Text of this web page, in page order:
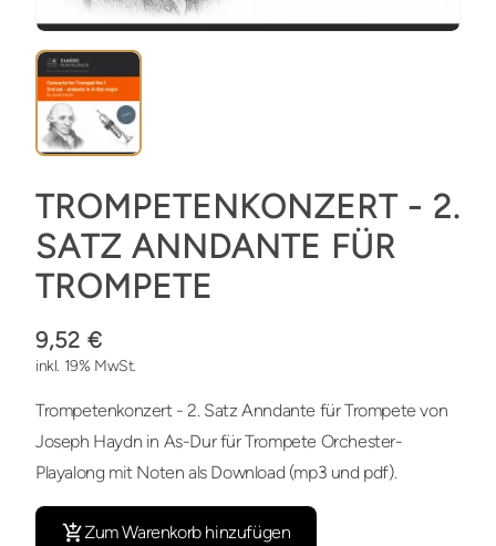
TROMPETENKONZERT - 2.
SATZ ANNDANTE FÜR
TROMPETE
9,52 €
inkl. 19% MwSt.
Trompetenkonzert - 2. Satz Anndante für Trompete von
Joseph Haydn in As-Dur für Trompete Orchester-
Playalong mit Noten als Download (mp3 und pdf).
Zum Warenkorb hinzufügen